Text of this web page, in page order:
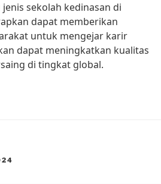
sekolah kedinasan di
dapat memberikan
untuk mengejar karir
dapat meningkatkan kualitas
di tingkat global.